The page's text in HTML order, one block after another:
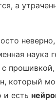
а
наука
который
и есть